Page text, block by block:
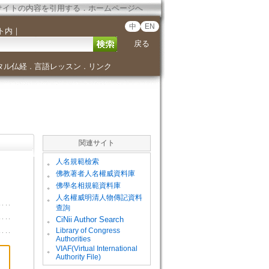
イトの内容を引用する．ホームページへ
内 ｜ 中 EN
戻る
ル仏経． 言語レッスン ． リンク
関連サイト
。 人名規範檢索
。 佛教著者人名權威資料庫
。 佛學名相規範資料庫
。
人名權威明清人物傳記資料
查詢
。
CiNii Author Search
。
Library of Congress
Authorities
。
VIAF(Virtual International
Authority File)